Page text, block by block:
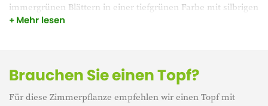
immergrünen Blättern in einer tiefgrünen Farbe mit silbrigen
Flecken. Ihre kühnen Farben und subtilen Muster machen
Mehr lesen
Brauchen Sie einen Topf?
Für diese Zimmerpflanze empfehlen wir einen Topf mit